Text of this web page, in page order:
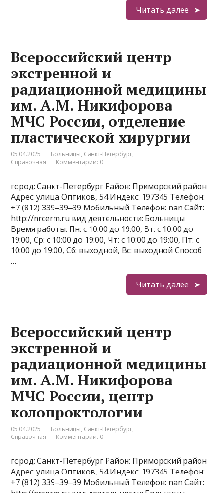
Читать далее
Всероссийский центр
экстренной и
радиационной медицины
им. А.М. Никифорова
МЧС России, отделение
пластической хирургии
05.04.2025 Больницы, Санкт-Петербург,
Справочная
Комментарии: 0
город: Санкт-Петербург Район: Приморский район
Адрес: улица Оптиков, 54 Индекс: 197345 Телефон:
+7 (812) 339‒39‒39 Мобильный Телефон: nan Сайт:
http://nrcerm.ru вид деятельности: Больницы
Время работы: Пн: с 10:00 до 19:00, Вт: с 10:00 до
19:00, Ср: с 10:00 до 19:00, Чт: с 10:00 до 19:00, Пт: с
10:00 до 19:00, Сб: выходной, Вс: выходной Способ
…
Читать далее
Всероссийский центр
экстренной и
радиационной медицины
им. А.М. Никифорова
МЧС России, центр
колопроктологии
05.04.2025 Больницы, Санкт-Петербург,
Справочная
Комментарии: 0
город: Санкт-Петербург Район: Приморский район
Адрес: улица Оптиков, 54 Индекс: 197345 Телефон:
+7 (812) 339‒39‒39 Мобильный Телефон: nan Сайт: